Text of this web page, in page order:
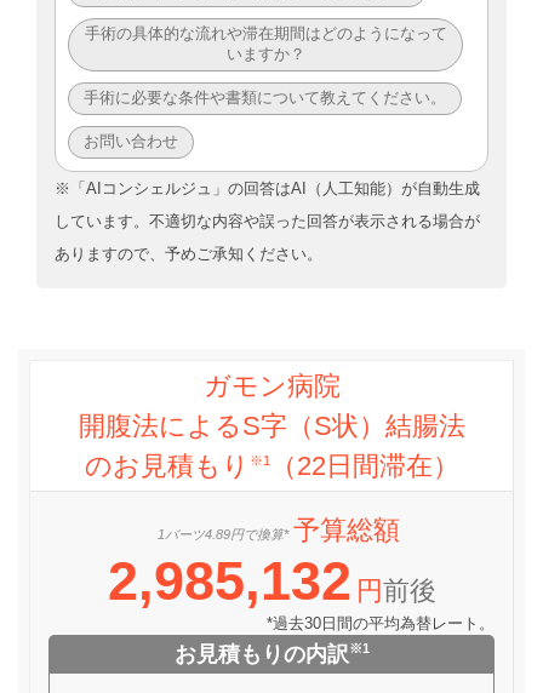
手術の具体的な流れや滞在期間はどのようになって
いますか？
手術に必要な条件や書類について教えてください。
お問い合わせ
※「AIコンシェルジュ」の回答はAI（人工知能）が自動生成
しています。不適切な内容や誤った回答が表示される場合が
ありますので、予めご承知ください。
ガモン病院
開腹法によるS字（S状）結腸法
のお見積もり ※1（22日間滞在）
1バーツ4.89円で換算* 予算総額
2,985,132 円前後
*過去30日間の平均為替レート。
お見積もりの内訳※1